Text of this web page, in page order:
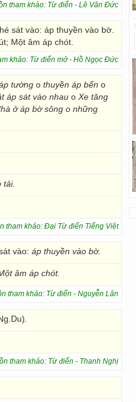
tham khảo: Từ điển - Lê Văn Đức
sát vào: áp thuyền vào bờ.
Một âm áp chót.
khảo: Từ điển mở - Hồ Ngọc Đức
tường o thuyền áp bến o
áp sát vào nhau o Xe tăng
ở áp bờ sông o những
tải.
tham khảo: Đại Từ điển Tiếng Việt
vào: áp thuyền vào bờ.
âm áp chót.
tham khảo: Từ điển - Nguyễn Lân
tham khảo: Từ điển - Thanh Nghị